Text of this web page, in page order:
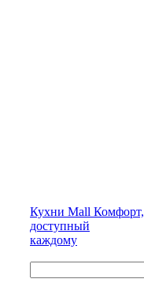
Кухни Mall Комфорт,
доступный
каждому